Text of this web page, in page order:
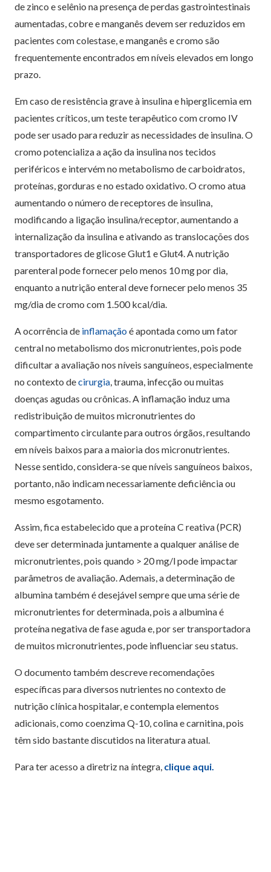
de zinco e selênio na presença de perdas gastrointestinais
aumentadas, cobre e manganês devem ser reduzidos em
pacientes com colestase, e manganês e cromo são
frequentemente encontrados em níveis elevados em longo
prazo.
Em caso de resistência grave à insulina e hiperglicemia em
pacientes críticos, um teste terapêutico com cromo IV
pode ser usado para reduzir as necessidades de insulina. O
cromo potencializa a ação da insulina nos tecidos
periféricos e intervém no metabolismo de carboidratos,
proteínas, gorduras e no estado oxidativo. O cromo atua
aumentando o número de receptores de insulina,
modificando a ligação insulina/receptor, aumentando a
internalização da insulina e ativando as translocações dos
transportadores de glicose Glut1 e Glut4. A nutrição
parenteral pode fornecer pelo menos 10 mg por dia,
enquanto a nutrição enteral deve fornecer pelo menos 35
mg/dia de cromo com 1.500 kcal/dia.
A ocorrência de inflamaçãoé apontada como um fator
central no metabolismo dos micronutrientes, pois pode
dificultar a avaliação nos níveis sanguíneos, especialmente
no contexto decirurgia, trauma, infecção ou muitas
doenças agudas ou crônicas. A inflamação induz uma
redistribuição de muitos micronutrientes do
compartimento circulante para outros órgãos, resultando
em níveis baixos para a maioria dos micronutrientes.
Nesse sentido, considera-se que níveis sanguíneos baixos,
portanto, não indicam necessariamente deficiência ou
mesmo esgotamento.
Assim, fica estabelecido que a proteína C reativa (PCR)
deve ser determinada juntamente a qualquer análise de
micronutrientes, pois quando > 20 mg/l pode impactar
parâmetros de avaliação. Ademais, a determinação de
albumina também é desejável sempre que uma série de
micronutrientes for determinada, pois a albumina é
proteína negativa de fase aguda e, por ser transportadora
de muitos micronutrientes, pode influenciar seu status.
O documento também descreve recomendações
específicas para diversos nutrientes no contexto de
nutrição clínica hospitalar, e contempla elementos
adicionais, como coenzima Q-10, colina e carnitina, pois
têm sido bastante discutidos na literatura atual.
Para ter acesso a diretriz na íntegra, clique aqui.